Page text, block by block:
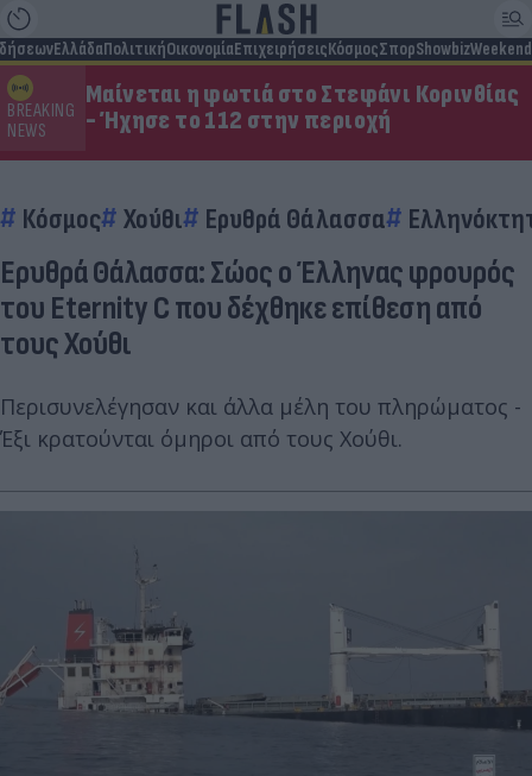
ΕλλάδαΠολιτικήΟικονομίαΕπιχειρήσειςΚόσμοςΣπορShowbizWeekend
BREAKING
NEWS
Μαίνεται η φωτιά στο Στεφάνι Κορινθίας
- Ήχησε το 112 στην περιοχή
Κόσμος Χούθι Ερυθρά Θάλασσα
Ερυθρά Θάλασσα: Σώος ο Έλληνας φρουρός
του Eternity C που δέχθηκε επίθεση από
τους Χούθι
Περισυνελέγησαν και άλλα μέλη του πληρώματος -
Έξι κρατούνται όμηροι από τους Χούθι.